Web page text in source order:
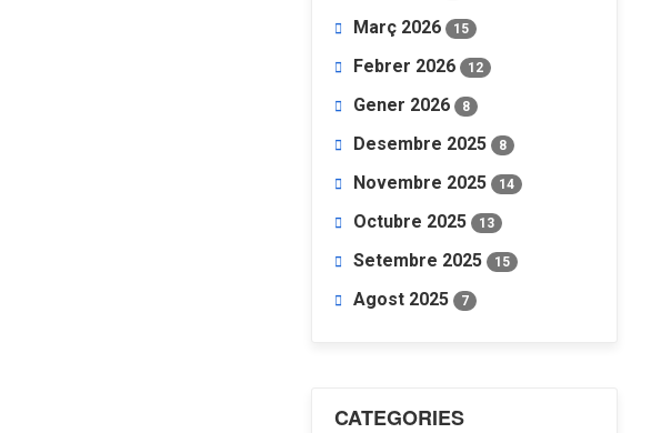
Març 2026 15
Febrer 2026 12
Gener 2026 8
Desembre 2025 8
Novembre 2025 14
Octubre 2025 13
Setembre 2025 15
Agost 2025 7
CATEGORIES